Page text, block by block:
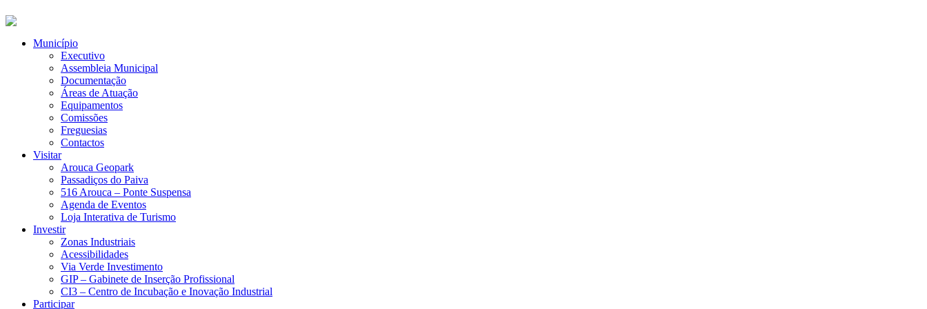
Município
Executivo
Assembleia Municipal
Documentação
Áreas de Atuação
Equipamentos
Comissões
Freguesias
Contactos
Visitar
Arouca Geopark
Passadiços do Paiva
516 Arouca – Ponte Suspensa
Agenda de Eventos
Loja Interativa de Turismo
Investir
Zonas Industriais
Acessibilidades
Via Verde Investimento
GIP – Gabinete de Inserção Profissional
CI3 – Centro de Incubação e Inovação Industrial
Participar